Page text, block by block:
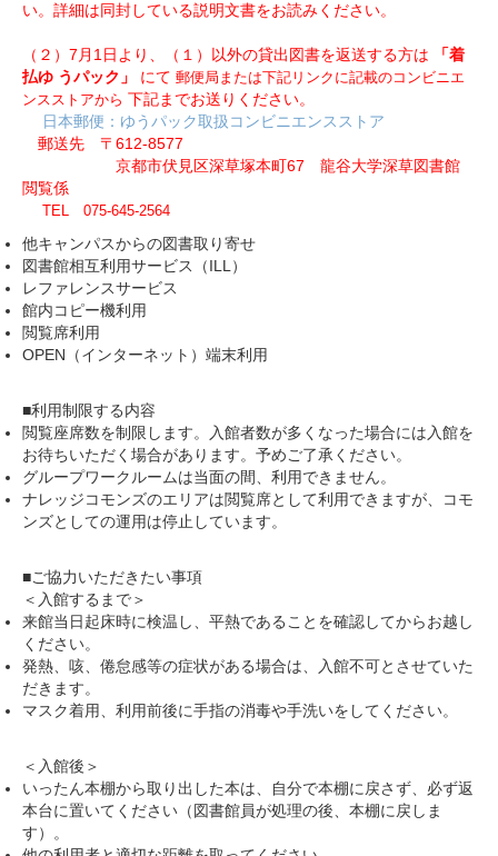
い。詳細は同封している説明文書をお読みください。
（２）7月1日より、（１）以外の貸出図書を返送する方は
「着
払ゆ うパック」 にて 郵便局または下記リンクに記載のコンビニエ
ンスストアから 下記までお送りください。
日本郵便：ゆうパック取扱コンビニエンスストア
郵送先 〒612-8577
京都市伏見区深草塚本町67 龍谷大学深草図書館
閲覧係
TEL 075-645-2564
他キャンパスからの図書取り寄せ
図書館相互利用サービス（ILL）
レファレンスサービス
館内コピー機利用
閲覧席利用
OPEN（インターネット）端末利用
■利用制限する内容
閲覧座席数を制限します。入館者数が多くなった場合には入館を
お待ちいただく場合があります。予めご了承ください。
グループワークルームは当面の間、利用できません。
ナレッジコモンズのエリアは閲覧席として利用できますが、コモ
ンズとしての運用は停止しています。
■ご協力いただきたい事項
＜入館するまで＞
来館当日起床時に検温し、平熱であることを確認してからお越し
ください。
発熱、咳、倦怠感等の症状がある場合は、入館不可とさせていた
だきます。
マスク着用、利用前後に手指の消毒や手洗いをしてください。
＜入館後＞
いったん本棚から取り出した本は、自分で本棚に戻さず、必ず返
本台に置いてください（図書館員が処理の後、本棚に戻しま
す）。